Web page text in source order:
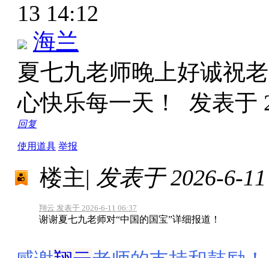
13 14:12
海兰
夏七九老师晚上好诚祝
心快乐每一天！ 发表于
回复
使用道具 举报
楼主| 发表于 2026-6-
翔云 发表于 2026-6-11 06:37
谢谢夏七九老师对“中国的国宝”详细报道！